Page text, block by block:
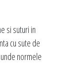
si suturi in
cu sute de
normele